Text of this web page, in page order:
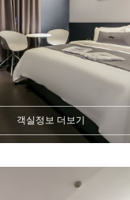
객실정보 더보기